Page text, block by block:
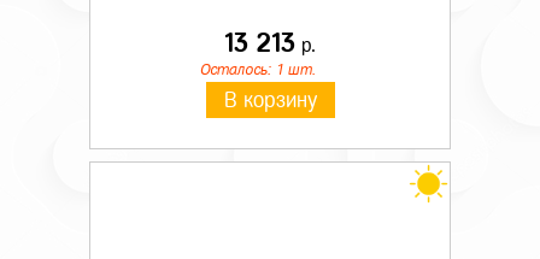
13 213 р.
Осталось: 1 шт.
В корзину